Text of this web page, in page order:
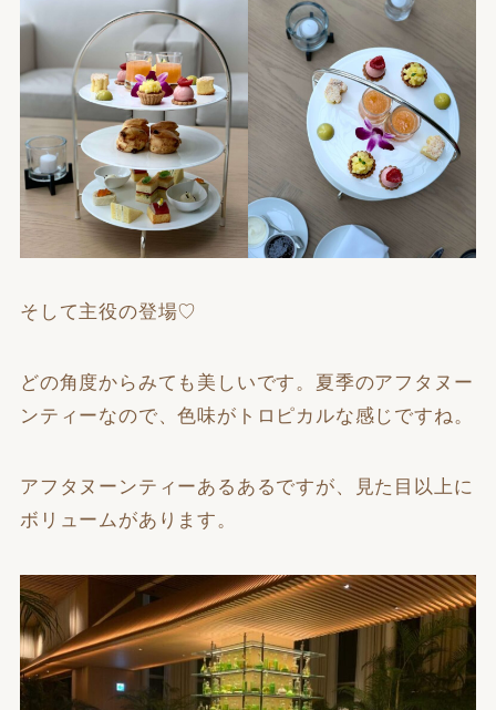
そして主役の登場♡
どの角度からみても美しいです。夏季のアフタヌー
ンティーなので、色味がトロピカルな感じですね。
アフタヌーンティーあるあるですが、見た目以上に
ボリュームがあります。